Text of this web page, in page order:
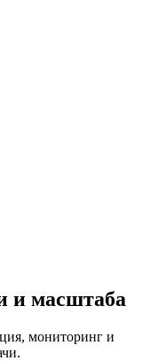
и масштаба
мониторинг и